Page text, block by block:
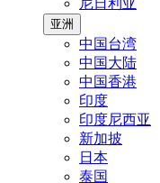
亚洲
中国台湾
中国大陆
中国香港
印度
印度尼西亚
新加披
日本
泰国